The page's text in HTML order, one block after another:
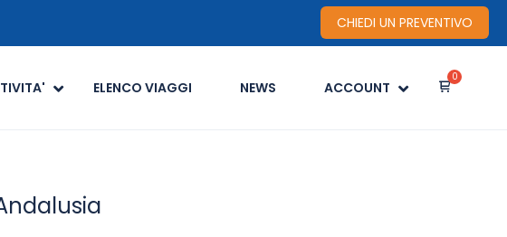
CHIEDI UN PREVENTIVO
ELENCO VIAGGI NEWS ACCOUNT